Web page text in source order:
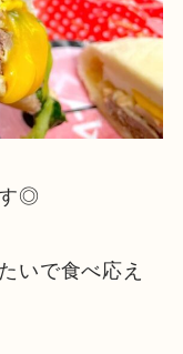
す◎
いで食べ応え